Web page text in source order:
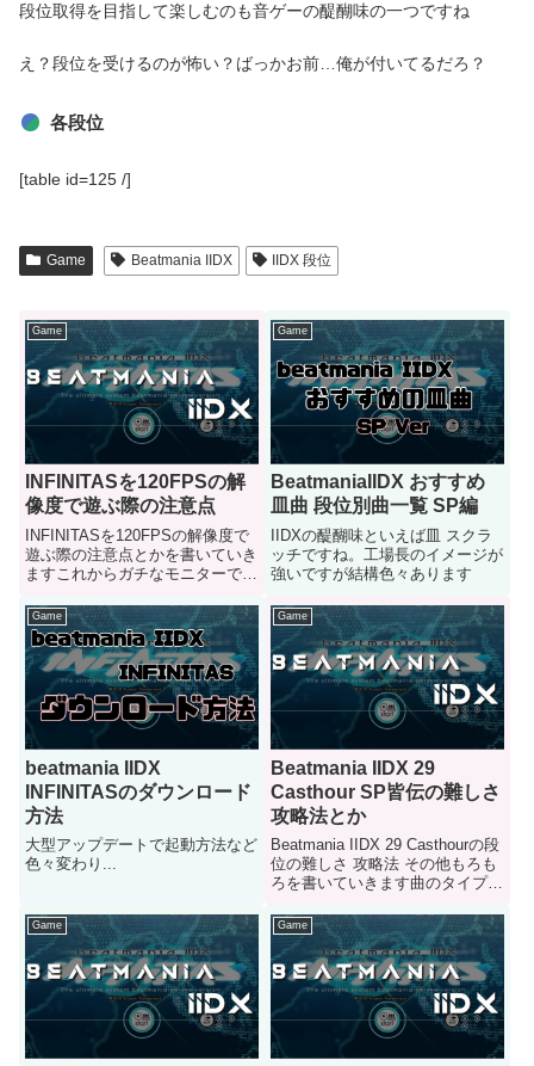
段位取得を目指して楽しむのも音ゲーの醍醐味の一つですね
え？段位を受けるのが怖い？ばっかお前…俺が付いてるだろ？
各段位
[table id=125 /]
Game Beatmania IIDX IIDX 段位
Game
INFINITASを120FPSの解
像度で遊ぶ際の注意点
INFINITASを120FPSの解像度で
遊ぶ際の注意点とかを書いていき
ますこれからガチなモニターでウ
てね
Game
BeatmaniaIIDX おすすめ
皿曲 段位別曲一覧 SP編
IIDXの醍醐味といえば皿 スクラ
ッチですね。工場長のイメージが
強いですが結構色々あります
Game
beatmania IIDX
INFINITASのダウンロード
方法
大型アップデートで起動方法など
色々変わり...
Game
Beatmania IIDX 29
Casthour SP皆伝の難しさ
攻略法とか
Beatmania IIDX 29 Casthourの段
位の難しさ 攻略法 その他もろも
ろを書いていきます曲のタイプ別
びもしやすいかと思われます
Game Game